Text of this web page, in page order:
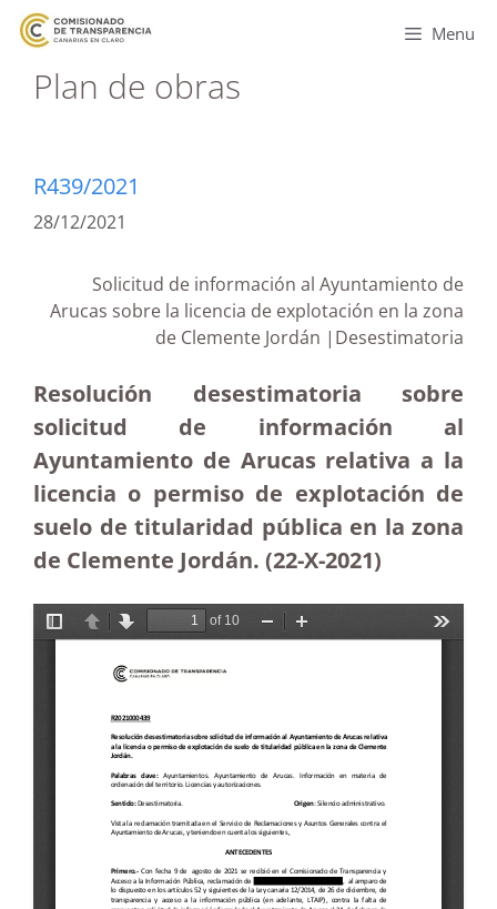
Menu
Plan de obras
R439/2021
28/12/2021
Solicitud de información al Ayuntamiento de
Arucas sobre la licencia de explotación en la zona
de Clemente Jordán |Desestimatoria
Resolución desestimatoria sobre
solicitud de información al
Ayuntamiento de Arucas relativa a la
licencia o permiso de explotación de
suelo de titularidad pública en la zona
de Clemente Jordán. (22-X-2021)